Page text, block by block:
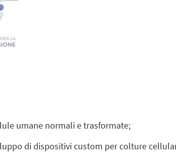
umane normali e trasformate;
di dispositivi custom per colture